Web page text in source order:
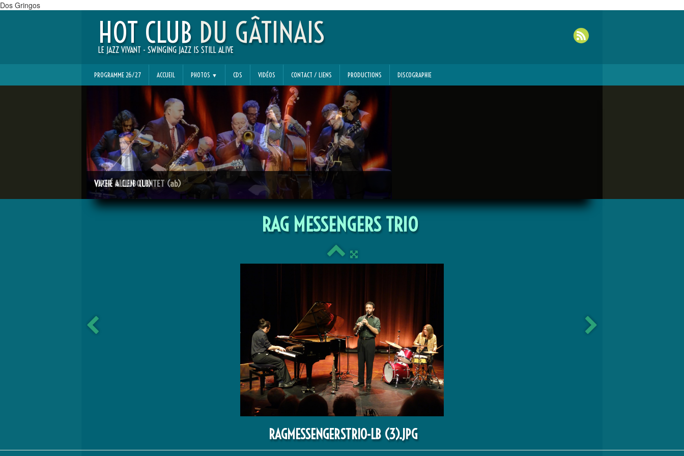
Dos Gringos
HOT CLUB DU GÂTINAIS
LE JAZZ VIVANT - SWINGING JAZZ IS STILL ALIVE
PROGRAMME 26/27 ACCUEIL PHOTOS ▼ CDS VIDÉOS CONTACT / LIENS PRODUCTIONS DISCOGRAPHIE
VACHÉ ALLEN QUINTET (ab)
RAG MESSENGERS TRIO
RAGMESSENGERSTRIO-LB (3).JPG